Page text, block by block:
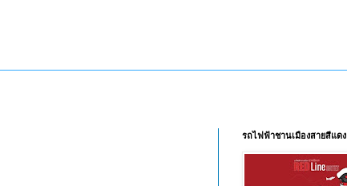
รถไฟฟ้าชานเมืองสายสีแดง